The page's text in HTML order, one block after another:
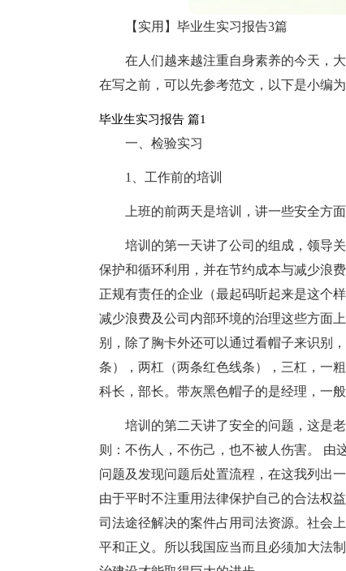
【实用】毕业生实习报告3篇
在人们越来越注重自身素养的今天，
在写之前，可以先参考范文，以下是小编
毕业生实习报告 篇1
一、检验实习
1、工作前的培训
上班的前两天是培训，讲一些安全方
培训的第一天讲了公司的组成，领导
保护和循环利用，并在节约成本与减少浪
正规有责任的企业（最起码听起来是这个
减少浪费及公司内部环境的治理这些方面
别，除了胸卡外还可以通过看帽子来识别
条），两杠（两条红色线条），三杠，一
科长，部长。带灰黑色帽子的是经理，一般
培训的第二天讲了安全的问题，这是
则：不伤人，不伤己，也不被人伤害。 由
问题及发现问题后处置流程，在这我列出一
由于平时不注重用法律保护自己的合法权
司法途径解决的案件占用司法资源。社会
平和正义。所以我国应当而且必须加大法